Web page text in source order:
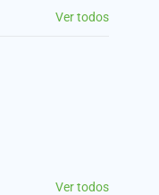
Ver todos
Ver todos